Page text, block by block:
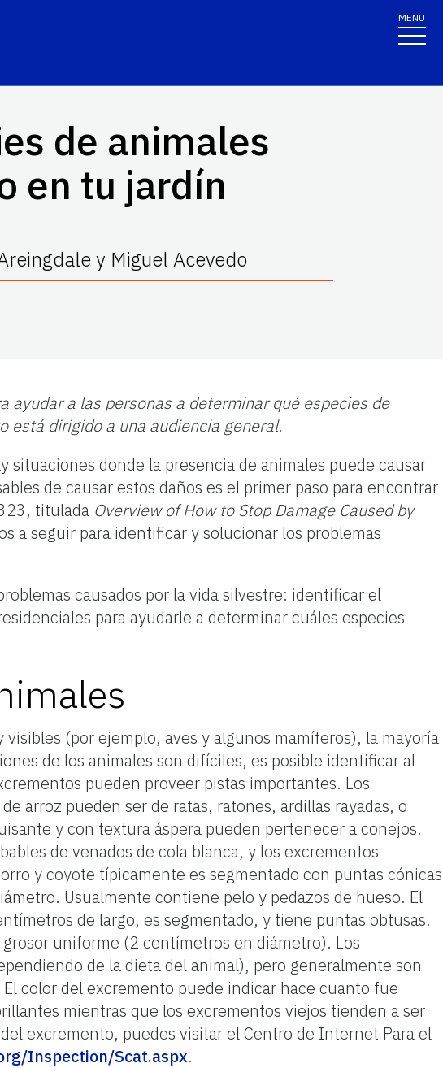
MENU
de animales
en tu jardín
y Miguel Acevedo
a las personas a determinar qué especies de
está dirigido a una audiencia general.
donde la presencia de animales puede causar
de causar estos daños es el primer paso para encontrar
titulada Overview of How to Stop Damage Caused by
a seguir para identificar y solucionar los problemas
causados por la vida silvestre: identificar el
para ayudarle a determinar cuáles especies
(por ejemplo, aves y algunos mamíferos), la mayoría
de los animales son difíciles, es posible identificar al
pueden proveer pistas importantes. Los
arroz pueden ser de ratas, ratones, ardillas rayadas, o
y con textura áspera pueden pertenecer a conejos.
de venados de cola blanca, y los excrementos
y coyote típicamente es segmentado con puntas cónicas
Usualmente contiene pelo y pedazos de hueso. El
de largo, es segmentado, y tiene puntas obtusas.
uniforme (2 centímetros en diámetro). Los
de la dieta del animal), pero generalmente son
color del excremento puede indicar hace cuanto fue
mientras que los excrementos viejos tienden a ser
excremento, puedes visitar el Centro de Internet Para el
Inspection/Scat.aspx.